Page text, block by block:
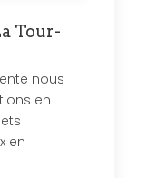
Tour-
nous
en
en